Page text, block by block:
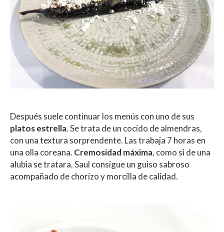
Después suele continuar los menús con uno de sus
platos estrella. Se trata de un cocido de almendras,
con una textura sorprendente. Las trabaja 7 horas en
una olla coreana. Cremosidad máxima, como si de una
alubia se tratara. Saul consigue un guiso sabroso
acompañado de chorizo y morcilla de calidad.